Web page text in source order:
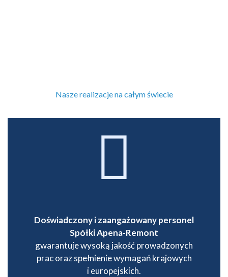
Nasze realizacje na całym świecie
Doświad­czony i zaan­ga­żo­wany perso­nel
Spółki Apena-Remont
gwaran­tuje wysoką jakość prowa­dzo­nych
prac oraz speł­nie­nie wyma­gań krajo­wych
i euro­pej­skich.